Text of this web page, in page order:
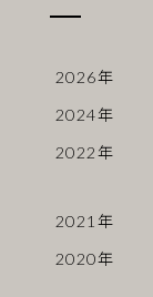
2026年
2024年
2022年
2021 年
2020年